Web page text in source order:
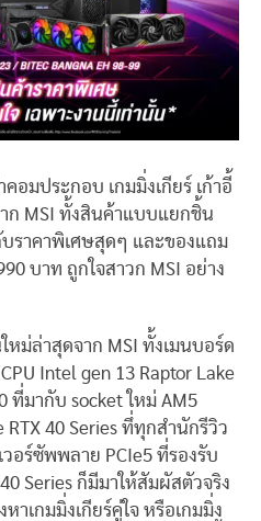
อมประกอบ เกมมิ่งเกียร์ เก้าอี้
าก MSI ทั้งสินค้าแบบแยกชิ้น
ราคาพิเศษสุดๆ และของแถม
บาท ถูกใจสาวก MSI อย่าง
ม่ล่าสุดจาก MSI ทั้งเมนบอร์ด
Intel gen 13 Raptor Lake
ที่มากับ socket ใหม่ AM5
RTX 40 Series ทึ่ทุกสำนักรีวิว
อร์ซัพพลาย PCIe5 ที่รองรับ
Series ก็มีมาให้สัมผัสตัวจริง
เกมมิ่งเกียร์คู่ใจ หรือเกมมิ่ง